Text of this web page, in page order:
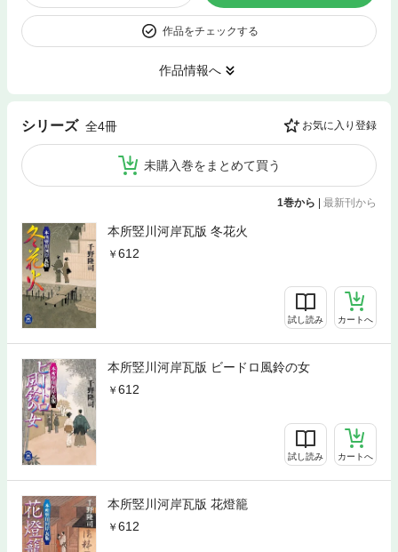
作品をチェックする
作品情報へ
シリーズ 全4冊 お気に入り登録
未購入巻をまとめて買う
1巻から | 最新刊から
本所竪川河岸瓦版 冬花火
612
試し読み カートへ
本所竪川河岸瓦版 ビードロ風鈴の女
612
試し読み カートへ
本所竪川河岸瓦版 花燈籠
612